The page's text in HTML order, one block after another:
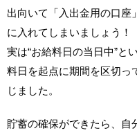
出向いて「入出金用の口座
に入れてしまいましょう！
実は“お給料日の当日中”と
料日を起点に期間を区切っ
じました。
貯蓄の確保ができたら、自